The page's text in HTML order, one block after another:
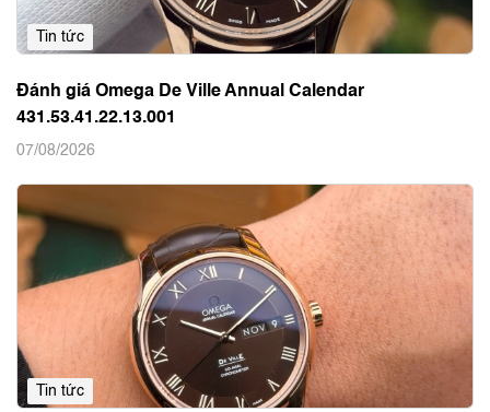
Tin tức
Đánh giá Omega De Ville Annual Calendar
431.53.41.22.13.001
07/08/2026
Tin tức